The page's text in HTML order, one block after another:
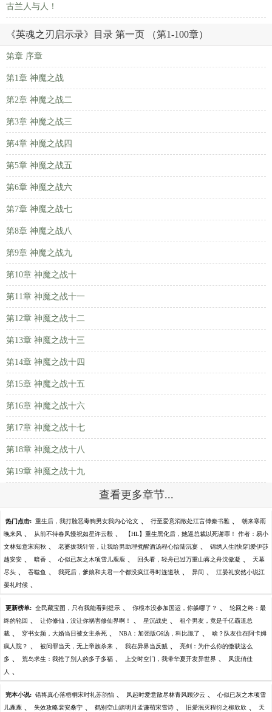
古兰人与人！
《英魂之刃启示录》目录 第一页 （第1-100章）
第章 序章
第1章 神魔之战
第2章 神魔之战二
第3章 神魔之战三
第4章 神魔之战四
第5章 神魔之战五
第6章 神魔之战六
第7章 神魔之战七
第8章 神魔之战八
第9章 神魔之战九
第10章 神魔之战十
第11章 神魔之战十一
第12章 神魔之战十二
第13章 神魔之战十三
第14章 神魔之战十四
第15章 神魔之战十五
第16章 神魔之战十六
第17章 神魔之战十七
第18章 神魔之战十八
第19章 神魔之战十九
查看更多章节...
热门点击: 重生后，我打脸恶毒狗男女我内心论文 、 行至爱意消散处江言傅秦书雅 、 朝来寒雨
晚来风 、 从前不待春风慢祝如星许云毅 、 【HL】重生黑化后，她逼总裁以死谢罪！ 作者：易小
文林知意宋宛秋 、 老婆拔我针管，让我给男助理煮醒酒汤程心怡陆沉宴 、 锦绣人生[快穿]爱伊莎
越安安 、 暗香 、 心似已灰之木项雪儿鹿鹿 、 回头看，轻舟已过万重山蒋之舟沈傲凝 、 天幕
尽头 、 吞噬鱼 、 我死后，爹娘和夫君一个都没疯江寻时连道秋 、 异间 、 江晏礼安然小说江
晏礼时候 、
更新榜单: 全民藏宝图，只有我能看到提示 、 你根本没参加国运，你躲哪了？ 、 轮回之终：最
终的轮回 、 让你修仙，没让你祸害修仙界啊！ 、 星沉战史 、 租个男友，竟是千亿霸道总
裁 、 穿书女频，大婚当日被女主杀死 、 NBA：加强版G6汤，科比跪了 、 啥？队友住在阿卡姆
疯人院？ 、 被问罪当天，无上帝族杀来 、 我在异界当反贼 、 亮剑：为什么你的缴获这么
多 、 荒岛求生：我抢了别人的多子多福 、 上交时空门，我带华夏开发异世界 、 风流俏佳
人 、
完本小说: 错将真心落梧桐宋时礼苏韵怡 、 风起时爱意散尽林青风顾汐云 、 心似已灰之木项雪
儿鹿鹿 、 失效攻略裴安桑宁 、 鹤别空山踏明月孟谦荀宋雪诗 、 旧爱泯灭程衍之柳欣欣 、 天